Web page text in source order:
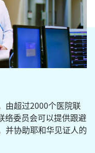
由超过2000个医院联
络委员会可以提供跟避
并协助耶和华见证人的